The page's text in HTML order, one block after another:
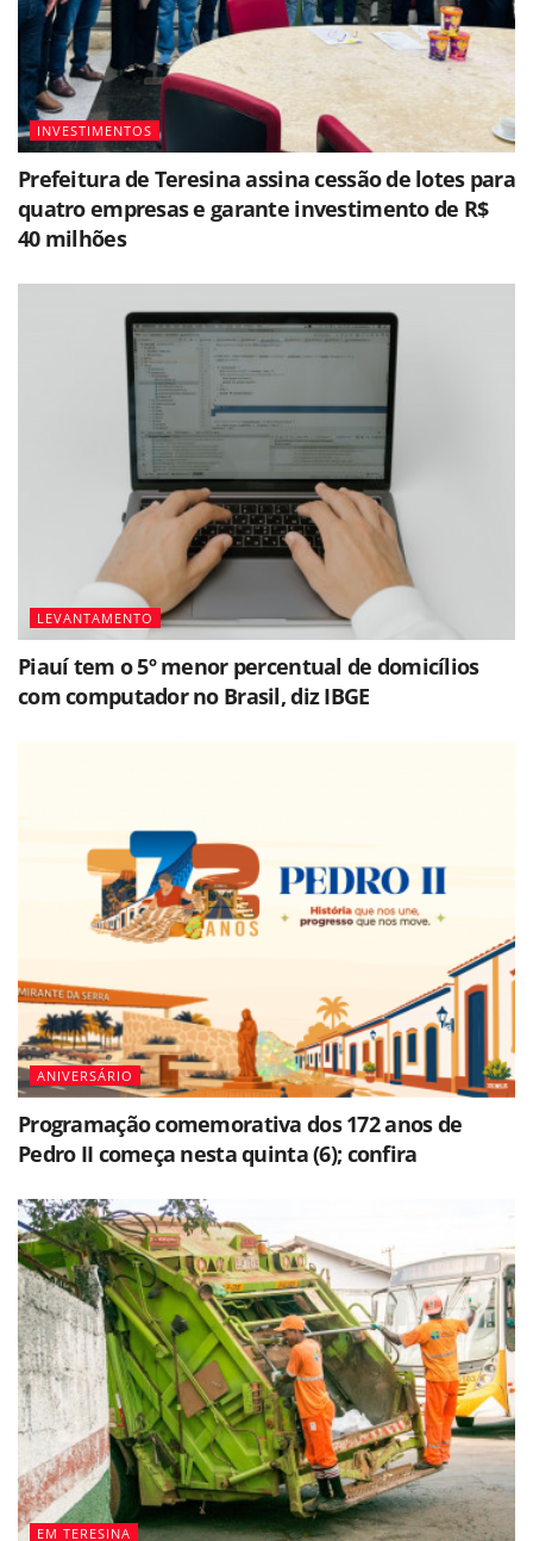
INVESTIMENTOS
Prefeitura de Teresina assina cessão de lotes para
quatro empresas e garante investimento de R$
40 milhões
LEVANTAMENTO
Piauí tem o 5º menor percentual de domicílios
com computador no Brasil, diz IBGE
ANIVERSÁRIO
Programação comemorativa dos 172 anos de
Pedro II começa nesta quinta (6); confira
EM TERESINA